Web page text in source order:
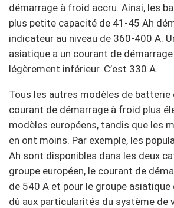
démarrage à froid accru. Ainsi, les
plus petite capacité de 41-45 Ah
indicateur au niveau de 360-400 A.
asiatique a un courant de
légèrement inférieur. C’est 330 A.
Tous les autres modèles de batterie
courant de démarrage à froid plus
modèles européens, tandis que les
en ont moins. Par exemple, les
Ah sont disponibles dans les deux
groupe européen, le courant de
de 540 A et pour le groupe asiatique
dû aux particularités du système de